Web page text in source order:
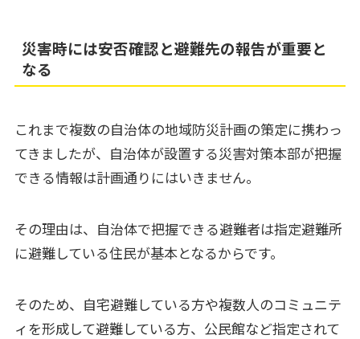
災害時には安否確認と避難先の報告が重要と
なる
これまで複数の自治体の地域防災計画の策定に携わっ
てきましたが、自治体が設置する災害対策本部が把握
できる情報は計画通りにはいきません。
その理由は、自治体で把握できる避難者は指定避難所
に避難している住民が基本となるからです。
そのため、自宅避難している方や複数人のコミュニテ
ィを形成して避難している方、公民館など指定されて